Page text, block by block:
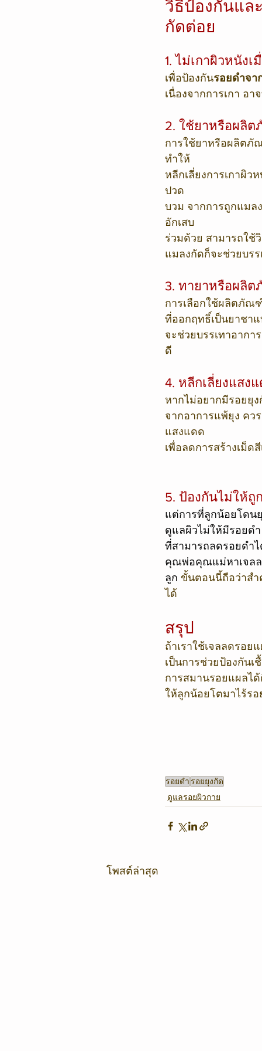
วิธีป้องกันแล
กัดต่อย
1. ไม่เกาผิวหนัง
เพื่อป้องกันรอยดำจา
เนื่องจากการเกา อ
2. ใช้ยาหรือผลิ
การใช้ยาหรือผลิตภั
ทำให้
หลีกเลี่ยงการเกาผิว
ปวด
บวม จากการถูกแมล
อักเสบ
ร่วมด้วย สามารถใช้
แมลงกัดก็จะช่วยบร
3. ทายาหรือผลิต
การเลือกใช้ผลิตภัณ
ที่ออกฤทธิ์เป็นยาชา
จะช่วยบรรเทาอากา
ดี
4. หลีกเลี่ยงแสง
หากไม่อยากมีรอยยุ
จากอาการแพ้ยุง คว
แสงแดด
เพื่อลดการสร้างเม็ด
5. ป้องกันไม่ให้
แต่การที่ลูกน้อยโดน
ดูแลผิวไม่ให้มีรอยด
ที่สามารถลดรอยดำ
คุณพ่อคุณแม่หาเจลล
ลูก ขั้นตอนนี้ถือว่าส
ได้
สรุป
ถ้าเราใช้เจลลดรอย
เป็นการช่วยป้องกันเ
การสมานรอยแผลไ
ให้ลูกน้อยโตมาไร้รอ
รอยดำ รอยยุงกัด
ดูแลรอยผิวกาย
โพสต์ล่าสุด